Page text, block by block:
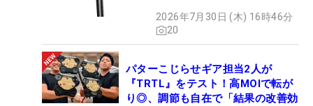
2026年7月30日 (木) 16時46分
20
パターこじらせギア担当2人が
『TRTL』をテスト！高MOIで転が
り◎、調節も自在で「結果の改善効